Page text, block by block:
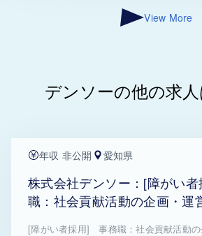
View More
デンソーの他の求
年収 非公開 愛知県
株式会社デンソー：[障がい
職：社会貢献活動の企画・運
[障がい者採用] 事務職：社会貢献活動の